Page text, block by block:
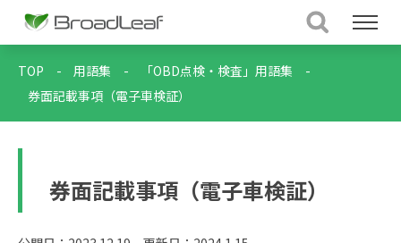
TOP - 用語集 - 「OBD点検・検査」用語集
-
券面記載事項（電子車検証）
券面記載事項（電子車検証）